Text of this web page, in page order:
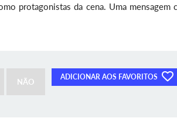
protagonistas da cena. Uma mensagem
ADICIONAR AOS FAVORITOS
NÃO